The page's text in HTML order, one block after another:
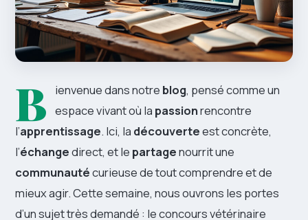
B ienvenue dans notre blog, pensé comme un
espace vivant où la passionrencontre
l’apprentissage. Ici, la découverteest concrète,
l’échangedirect, et le partagenourrit une
communautécurieuse de tout comprendre et de
mieux agir. Cette semaine, nous ouvrons les portes
d’un sujet très demandé : le concours vétérinaire